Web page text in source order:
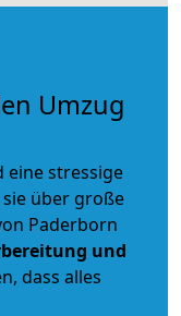
Umzug
eine stressige
über große
Paderborn
und
dass alles